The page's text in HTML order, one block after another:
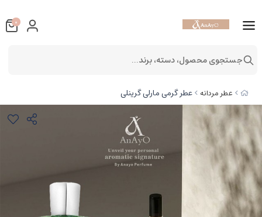
عطر مردانه عطر گرمی مارلی گرینلی
0
جستجوی محصول، دسته، برند...